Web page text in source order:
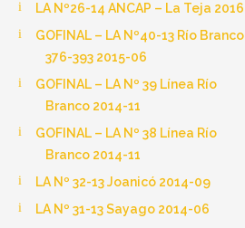
LA Nº26-14 ANCAP – La Teja 2016
GOFINAL – LA Nº40-13 Río Branco
376-393 2015-06
GOFINAL – LA Nº 39 Línea Río
Branco 2014-11
GOFINAL – LA Nº 38 Línea Río
Branco 2014-11
LA Nº 32-13 Joanicó 2014-09
LA Nº 31-13 Sayago 2014-06